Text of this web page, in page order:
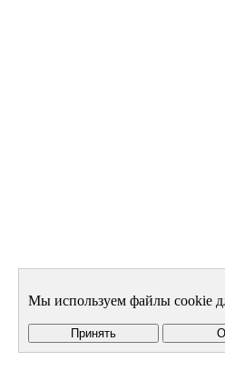
Мы используем файлы cookie
Принять